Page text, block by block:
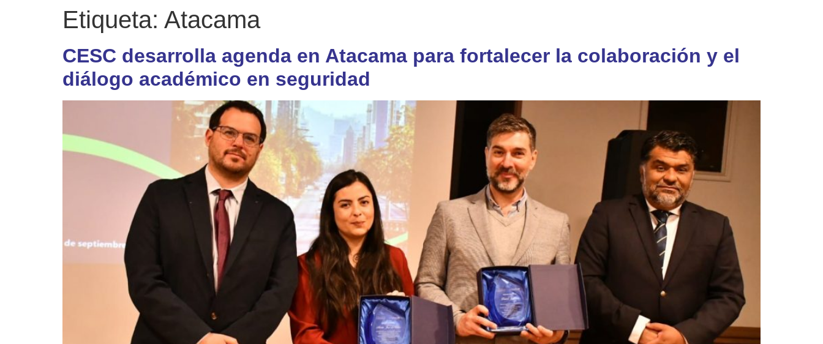
Etiqueta: Atacama
CESC desarrolla agenda en Atacama para fortalecer la colaboración y el
diálogo académico en seguridad